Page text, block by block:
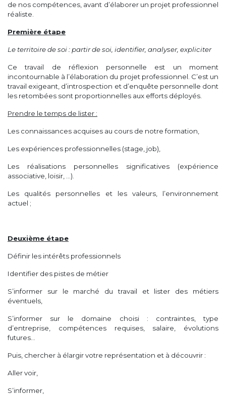
de nos compétences, avant d’élaborer un projet professionnel
réaliste.
Première étape
Le territoire de soi : partir de soi, identifier, analyser, expliciter
Ce travail de réflexion personnelle est un moment
incontournable à l’élaboration du projet professionnel. C’est un
travail exigeant, d’introspection et d’enquête personnelle dont
les retombées sont proportionnelles aux efforts déployés.
Prendre le temps de lister :
Les connaissances acquises au cours de notre formation,
Les expériences professionnelles (stage, job),
Les réalisations personnelles significatives (expérience
associative, loisir, …).
Les qualités personnelles et les valeurs, l’environnement
actuel ;
Deuxième étape
Définir les intérêts professionnels
Identifier des pistes de métier
S’informer sur le marché du travail et lister des métiers
éventuels,
S’informer sur le domaine choisi : contraintes, type
d’entreprise, compétences requises, salaire, évolutions
futures…
Puis, chercher à élargir votre représentation et à découvrir :
Aller voir,
S’informer,